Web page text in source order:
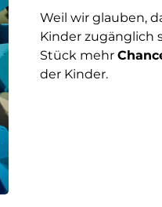
Weil wir glauben,
Kinder zugänglich
Stück mehr
der Kinder.